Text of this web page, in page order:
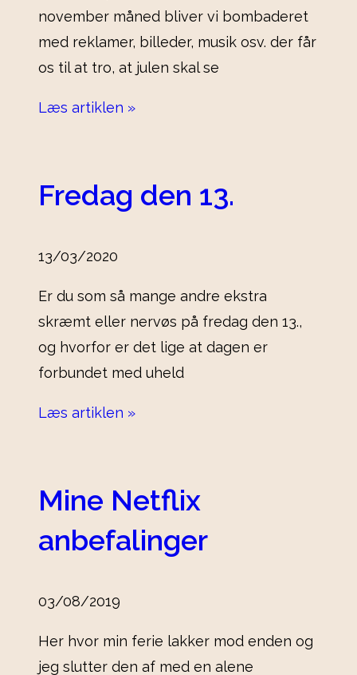
november måned bliver vi bombaderet
med reklamer, billeder, musik osv. der får
os til at tro, at julen skal se
Læs artiklen »
Fredag den 13.
13/03/2020
Er du som så mange andre ekstra
skræmt eller nervøs på fredag den 13.,
og hvorfor er det lige at dagen er
forbundet med uheld
Læs artiklen »
Mine Netflix
anbefalinger
03/08/2019
Her hvor min ferie lakker mod enden og
jeg slutter den af med en alene